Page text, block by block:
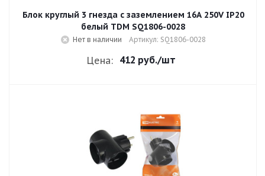
Блок круглый 3 гнезда с заземлением 16A 250V IP20
белый TDM SQ1806-0028
Нет в наличии Артикул: SQ1806-0028
Цена: 412 руб./шт